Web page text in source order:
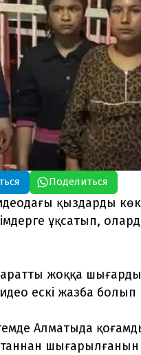
Поделиться
қыздарды
ұқсатып,
жоққа
ескі жазба
Алматыда